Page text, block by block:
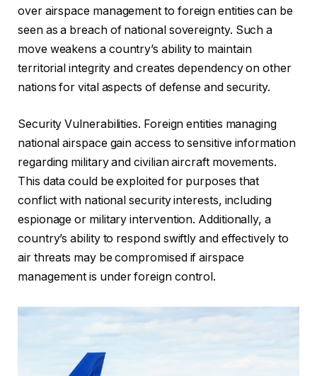
over airspace management to foreign entities can be
seen as a breach of national sovereignty. Such a
move weakens a country’s ability to maintain
territorial integrity and creates dependency on other
nations for vital aspects of defense and security.
Security Vulnerabilities. Foreign entities managing
national airspace gain access to sensitive information
regarding military and civilian aircraft movements.
This data could be exploited for purposes that
conflict with national security interests, including
espionage or military intervention. Additionally, a
country’s ability to respond swiftly and effectively to
air threats may be compromised if airspace
management is under foreign control.